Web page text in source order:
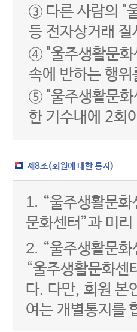
③ 다른 사람의 "
등 전자상거래
④ "울주생활문화
속에 반하는 행
⑤ "울주생활문화
한 기수내에 2회
제8조(회원에 대한 통지)
1. “울주생활문
문화센터”과 미
2. “울주생활문
“울주생활문화센
다. 다만, 회원 본
여는 개별통지를